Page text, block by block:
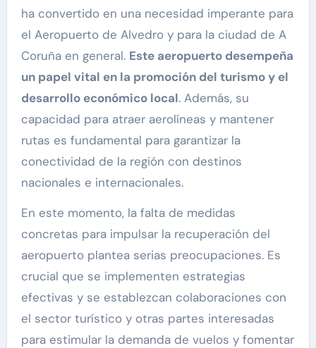
ha convertido en una necesidad imperante para
el Aeropuerto de Alvedro y para la ciudad de A
Coruña en general. Este aeropuerto desempeña
un papel vital en la promoción del turismo y el
desarrollo económico local. Además, su
capacidad para atraer aerolíneas y mantener
rutas es fundamental para garantizar la
conectividad de la región con destinos
nacionales e internacionales.
En este momento, la falta de medidas
concretas para impulsar la recuperación del
aeropuerto plantea serias preocupaciones. Es
crucial que se implementen estrategias
efectivas y se establezcan colaboraciones con
el sector turístico y otras partes interesadas
para estimular la demanda de vuelos y fomentar